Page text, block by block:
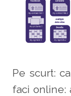
Pe scurt:
faci online: